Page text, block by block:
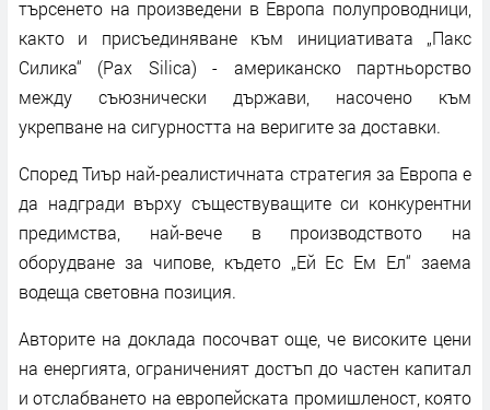
търсенето на произведени в Европа полупроводници,
както и присъединяване към инициативата „Пакс
Силика“ (Pax Silica) - американско партньорство
между съюзнически държави, насочено към
укрепване на сигурността на веригите за доставки.
Според Тиър най-реалистичната стратегия за Европа е
да надгради върху съществуващите си конкурентни
предимства, най-вече в производството на
оборудване за чипове, където „Ей Ес Ем Ел“ заема
водеща световна позиция.
Авторите на доклада посочват още, че високите цени
на енергията, ограниченият достъп до частен капитал
и отслабването на европейската промишленост, която